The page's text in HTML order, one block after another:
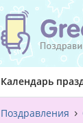
Календарь
Поздравления